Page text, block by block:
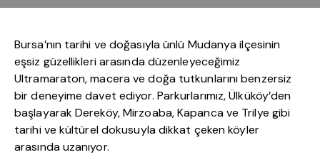
Bursa’nın tarihi ve doğasıyla ünlü Mudanya ilçesinin
eşsiz güzellikleri arasında düzenleyeceğimiz
Ultramaraton, macera ve doğa tutkunlarını benzersiz
bir deneyime davet ediyor. Parkurlarımız, Ülküköy’den
başlayarak Dereköy, Mirzoaba, Kapanca ve Trilye gibi
tarihi ve kültürel dokusuyla dikkat çeken köyler
arasında uzanıyor.